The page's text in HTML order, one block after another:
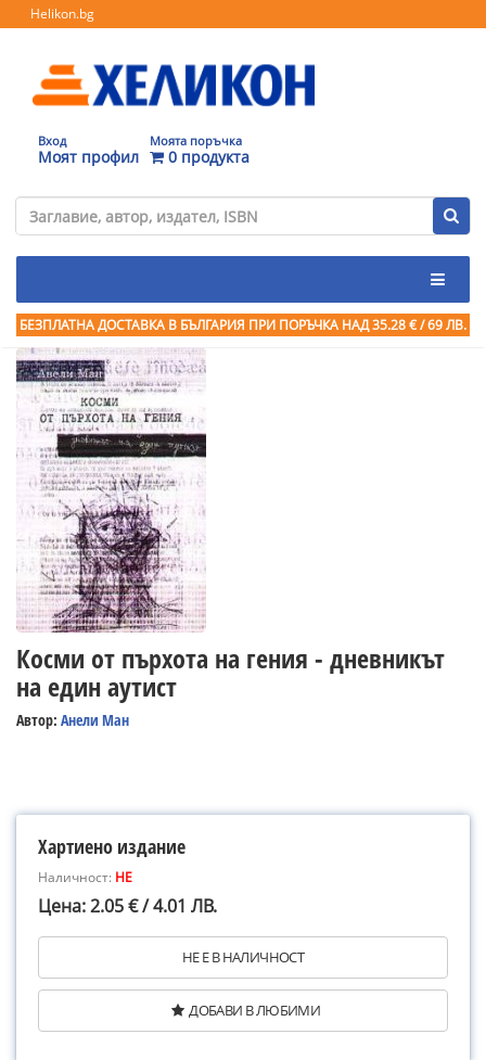
Helikon.bg
Вход
Моят профил
Моята поръчка
0 продукта
БЕЗПЛАТНА ДОСТАВКА В БЪЛГАРИЯ ПРИ ПОРЪЧКА НАД 35.28 € / 69 ЛВ.
Косми от пърхота на гения - дневникът
на един аутист
Автор: Анели Ман
Хартиено издание
Наличност: НЕ
Цена: 2.05 € / 4.01 ЛВ.
НЕ Е В НАЛИЧНОСТ
ДОБАВИ В ЛЮБИМИ